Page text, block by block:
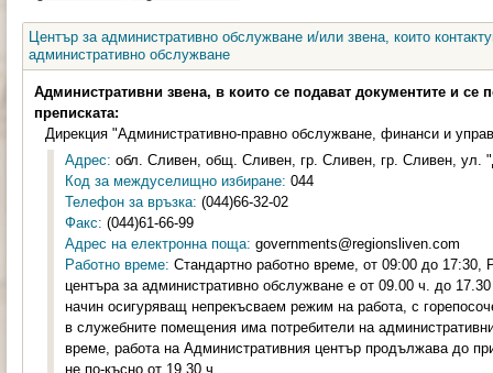
Център за административно обслужване и/или звена, които
административно обслужване
Административни звена, в които се подават документите и се
преписката:
Дирекция "Административно-правно обслужване, финанси и
Адрес: обл. Сливен, общ. Сливен, гр. Сливен, гр. Сливен, ул.
Код за междуселищно избиране: 044
Телефон за връзка: (044)66-32-02
Факс: (044)61-66-99
Адрес на електронна поща: governments@regionsliven.com
Работно време: Стандартно работно време, от 09:00 до 17:30,
центъра за административно обслужване е от 09.00 ч. до
начин осигуряващ непрекъсваем режим на работа, с
в служебните помещения има потребители на
време, работа на Административния център продължава до
не по-късно от 19.30 ч.